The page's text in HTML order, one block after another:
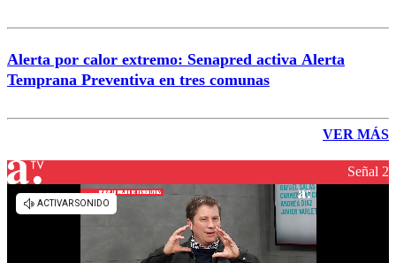
Alerta por calor extremo: Senapred activa Alerta
Temprana Preventiva en tres comunas
VER MÁS
Señal 2